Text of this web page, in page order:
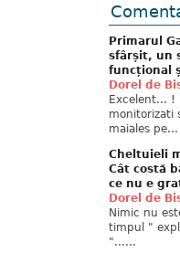
Primarul
sfârșit, un
funcțional
Dorel de
Excelent... !
monitorizati
maiales pe...
Cheltuieli
Cât costă
ce nu e
Dorel de
Nimic nu
timpul "
"......